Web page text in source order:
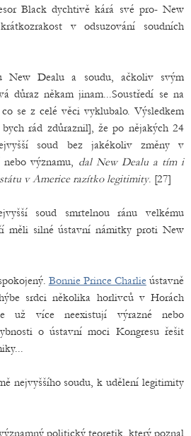
Black dychtivě kárá své pro- New
v odsuzování soudních
New Dealu a soudu, ačkoliv svým
důraz někam jinam...Soustředí se na
se z celé věci vyklubalo. Výsledkem
rád zdůraznil], že po nějakých 24
soud bez jakékoliv změny v
významu, dal New Dealu a tím i
v Americe razítko legitimity. [27]
soud smrtelnou ránu velkému
měli silné ústavní námitky proti New
Bonnie Prince Charlieústavně
srdci několika horlivců v Horách
už více neexistují výrazné nebo
o ústavní moci Kongresu řešit
nejvyššího soudu, k udělení legitimity
politický teoretik, který poznal